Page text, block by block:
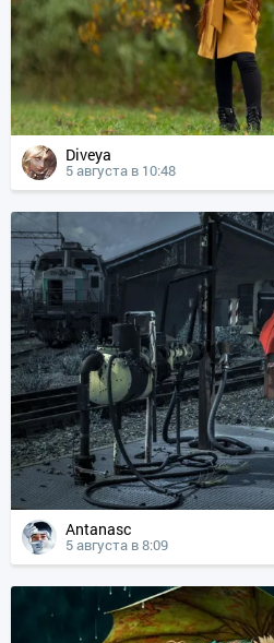
Diveya
5 августа в 10:48
Antanasc
5 августа в 8:09